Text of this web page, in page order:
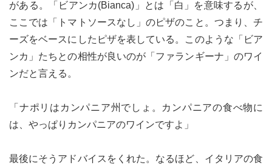
がある。「ビアンカ(Bianca)」とは「白」を意味するが、
ここでは「トマトソースなし」のピザのこと。つまり、チ
ーズをベースにしたピザを表している。このような「ビア
ンカ」たちとの相性が良いのが「ファランギーナ」のワイ
ンだと言える。
「ナポリはカンパニア州でしょ。カンパニアの食べ物に
は、やっぱりカンパニアのワインですよ」
最後にそうアドバイスをくれた。なるほど、イタリアの食